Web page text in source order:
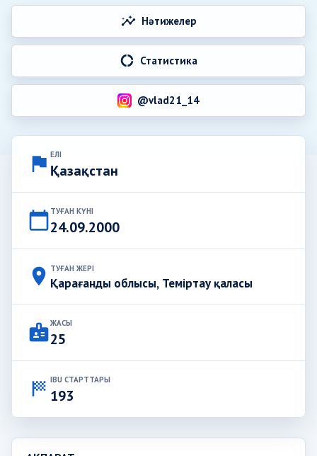
insights Нәтижелер
donut_large Статистика
@vlad21_14
flag ЕЛІ
Қазақстан
calendar_today ТУҒАН КҮНІ
24.09.2000
place ТУҒАН ЖЕРІ
Қарағанды облысы, Теміртау қаласы
badgeЖАСЫ
25
sports_score IBU СТАРТТАРЫ
193